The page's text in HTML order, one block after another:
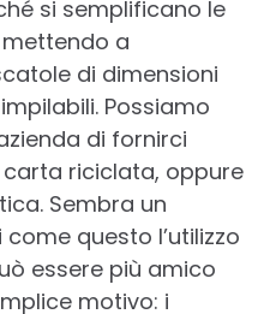
si semplificano le
a
di dimensioni
Possiamo
di fornirci
riciclata, oppure
Sembra un
questo l’utilizzo
essere più amico
motivo: i